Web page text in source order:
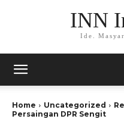
INN
Ide.
Home Uncategorized
Persaingan DPR Sengit